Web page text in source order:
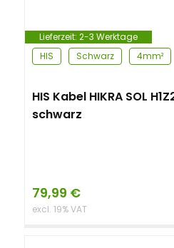
Lieferzeit: 2-3 Werktage
HIS
Schwarz 4mm²
HIS Kabel HIKRA SOL
schwarz
79,99 €
excl. 19% VAT